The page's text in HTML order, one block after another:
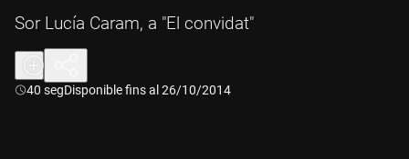
Sor Lucía Caram, a "El convidat"
Durada:
40 segDisponible fins al 26/10/2014